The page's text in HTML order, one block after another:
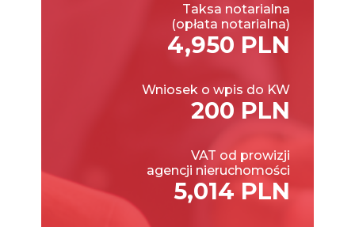
Taksa notarialna
(opłata notarialna)
4,950 PLN
Wniosek o wpis do KW
200 PLN
VAT od prowizji
agencji nieruchomości
5,014 PLN